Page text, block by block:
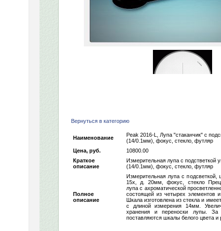
Вернуться в категорию
Наименование
Peak 2016-L, Лупа "стаканчик" с
(14/0.1мм), фокус, стекло, футляр
Цена, руб.
10800.00
Краткое
описание
Измерительная лупа с подстветкой
(14/0.1мм), фокус, стекло, футляр
Полное
описание
Измерительная лупа с
15х, д. 20мм, фокус, стекло
лупа с ахроматической
состоящей из четырех элементов
Шкала изготовлена из стекла и
с длиной измерения 14мм.
хранения и переноски лупы. За
поставляются шкалы белого цвета и